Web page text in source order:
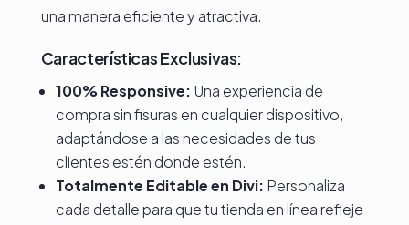
una manera eficiente y atractiva.
Características Exclusivas:
100% Responsive: Una experiencia de
compra sin fisuras en cualquier dispositivo,
adaptándose a las necesidades de tus
clientes estén donde estén.
Totalmente Editable en Divi: Personaliza
cada detalle para que tu tienda en línea refleje